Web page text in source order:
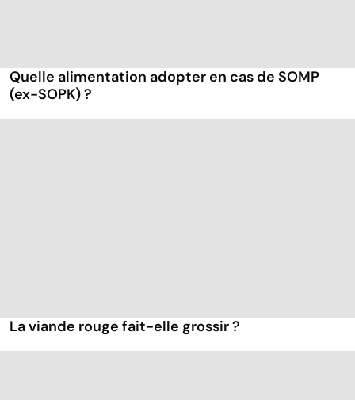
Quelle alimentation adopter en cas de SOMP
(ex-SOPK) ?
La viande rouge fait-elle grossir ?